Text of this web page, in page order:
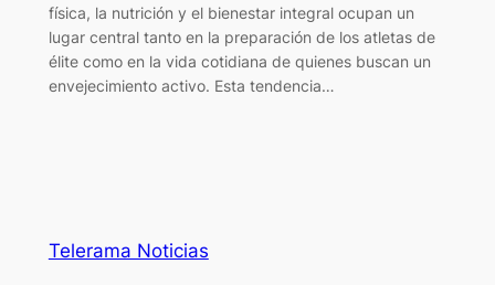
física, la nutrición y el bienestar integral ocupan un
lugar central tanto en la preparación de los atletas de
élite como en la vida cotidiana de quienes buscan un
envejecimiento activo. Esta tendencia…
Telerama Noticias